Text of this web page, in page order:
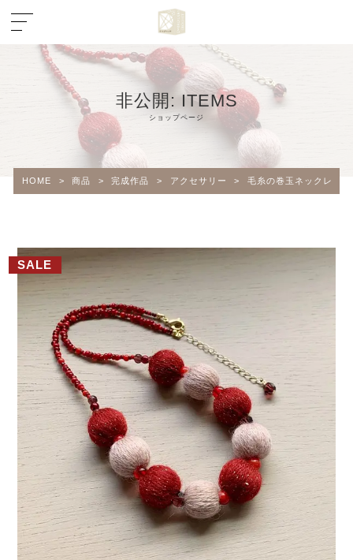
非公開: ITEMS
ショップページ
HOME > 商品 > 完成作品 > アクセサリー > 毛糸の巻玉ネックレス（
SALE